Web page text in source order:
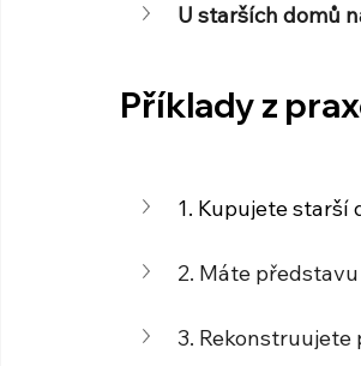
U starších domů
Příklady z
1. Kupujete starší
2. Máte
3.